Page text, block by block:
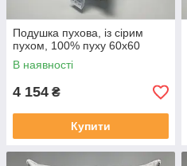
Подушка пухова, із сірим
пухом, 100% пуху 60x60
В наявності
4 154 ₴
Купити